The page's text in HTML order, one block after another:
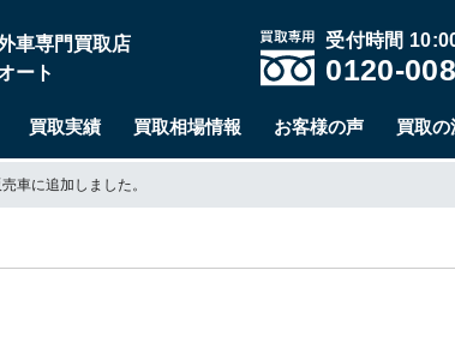
車専門買取店
ート
受付時間
0120-
買取実績 買取相場情報 お客様の声 買取の
車に追加しました。